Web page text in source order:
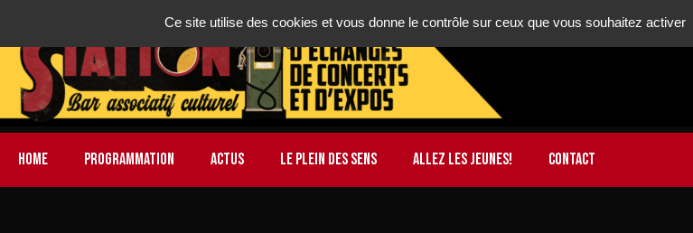
HOME PROGRAMMATION ACTUS LE PLEIN DES SENS ALLEZ LES JEUNES! CONTACT
Ce site utilise des cookies et vous donne le contrôle sur ceux que vous souhaitez activer